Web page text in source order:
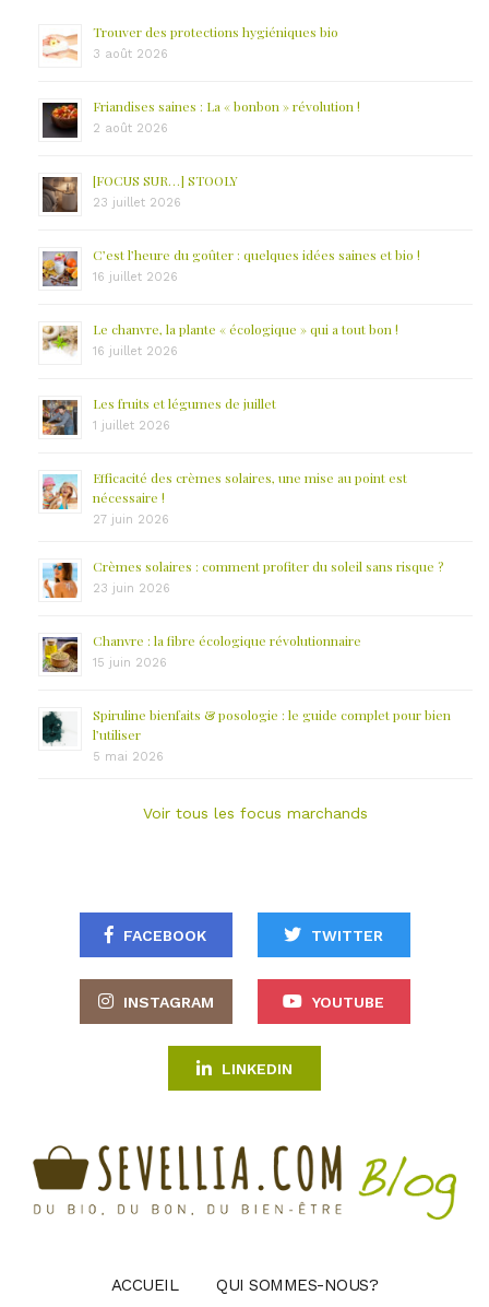
Trouver des protections hygiéniques bio
3 août 2026
Friandises saines : La « bonbon » révolution !
2 août 2026
[FOCUS SUR…] STOOLY
23 juillet 2026
C’est l’heure du goûter : quelques idées saines et bio !
16 juillet 2026
Le chanvre, la plante « écologique » qui a tout bon !
16 juillet 2026
Les fruits et légumes de juillet
1 juillet 2026
Efficacité des crèmes solaires, une mise au point est
nécessaire !
27 juin 2026
Crèmes solaires : comment profiter du soleil sans risque ?
23 juin 2026
Chanvre : la fibre écologique révolutionnaire
15 juin 2026
Spiruline bienfaits & posologie : le guide complet pour bien
l’utiliser
5 mai 2026
Voir tous les focus marchands
FACEBOOK TWITTER
INSTAGRAM YOUTUBE
LINKEDIN
ACCUEIL QUI SOMMES-NOUS?